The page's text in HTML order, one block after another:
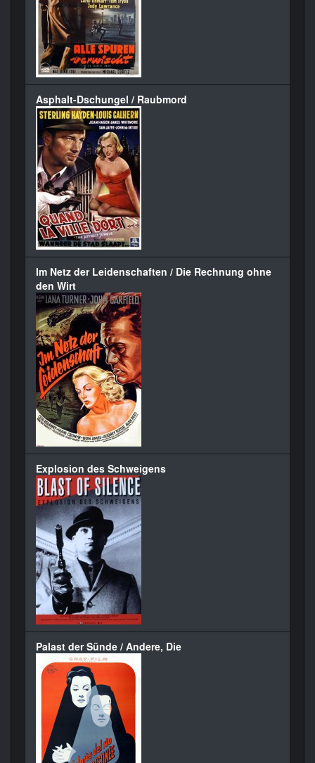
Asphalt-Dschungel / Raubmord
Im Netz der Leidenschaften / Die Rechnung ohne
den Wirt
Explosion des Schweigens
Palast der Sünde / Andere, Die